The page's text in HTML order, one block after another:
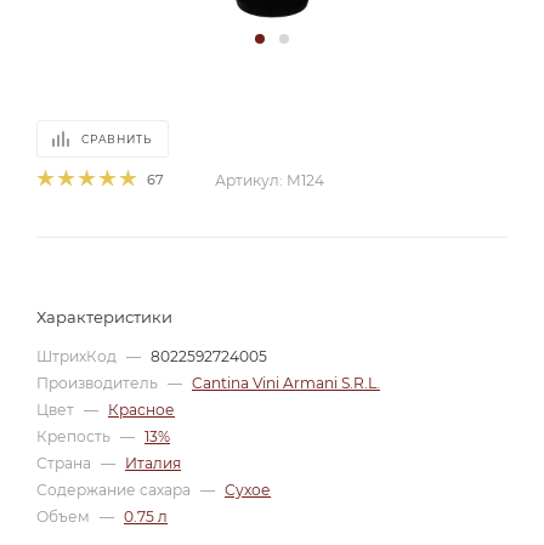
СРАВНИТЬ
67 Артикул: М124
Характеристики
ШтрихКод — 8022592724005
Производитель — Cantina Vini Armani S.R.L.
Цвет — Красное
Крепость — 13%
Страна — Италия
Содержание сахара — Сухое
Объем — 0.75 л